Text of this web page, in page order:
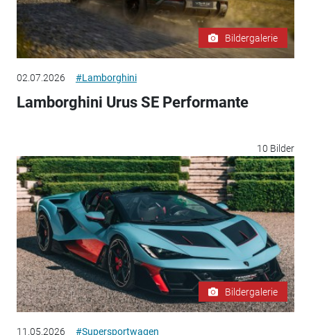
Bildergalerie
02.07.2026 #Lamborghini
Lamborghini Urus SE Performante
10 Bilder
Bildergalerie
11.05.2026 #Supersportwagen